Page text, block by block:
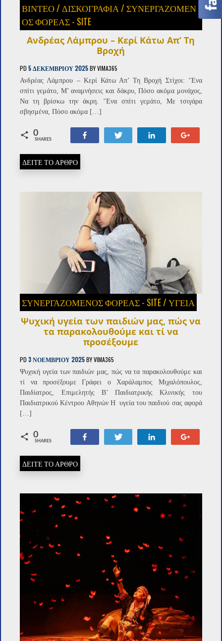
ΒΙΝΤΕΟ/ ΔΙΣΚΟΓΡΑΦΙΑ /ΣΥΝΕΡΓΑΖΌΜΕΝ
ΟΣ ΦΟΡΈΑΣ - SITE
Ανδρέας Λάμπρου – Κερί Κάτω Απ’ Τη
Βροχή
PD5 ΔΕΚΕΜΒΡΊΟΥ 2025BYVIMA365
Ανδρέας Λάμπρου – Κερί Κάτω Απ’ Τη Βροχή Στίχοι: ‘Ένα
σπίτι γεμάτο, Μ’ αναμνήσεις και δάκρυ, Πόσο ακόμα μονάχος,
Να τη βρίσκω την άκρη. ‘Ένα σπίτι γεμάτο, Με τσιγάρα
σβησμένα, Πόσο ακόμα […]
0
SHARES
ΔΕΙΤΕ ΤΟ ΑΡΘΡΟ
ΣΥΝΕΡΓΑΖΌΜΕΝΟΣ ΦΟΡΈΑΣ - SITE/ΥΓΕΙΑ
Ψυχική υγεία των παιδιών μας, πώς να
τα παρακολουθούμε και τί να
προσέξουμε
PD3 ΝΟΕΜΒΡΊΟΥ 2025BYVIMA365
Ψυχική υγεία των παιδιών μας, πώς να τα παρακολουθούμε και
τί να προσέξουμε Γράφει ο Χαράλαμπος Μιχαλόπουλος,
Παιδίατρος, Επιμελητής Β’ Παιδιατρικής Κλινικής του
Παιδιατρικού Κέντρου Αθηνών Η υγεία του παιδιού σας αφορά
[…]
0
SHARES
ΔΕΙΤΕ ΤΟ ΑΡΘΡΟ